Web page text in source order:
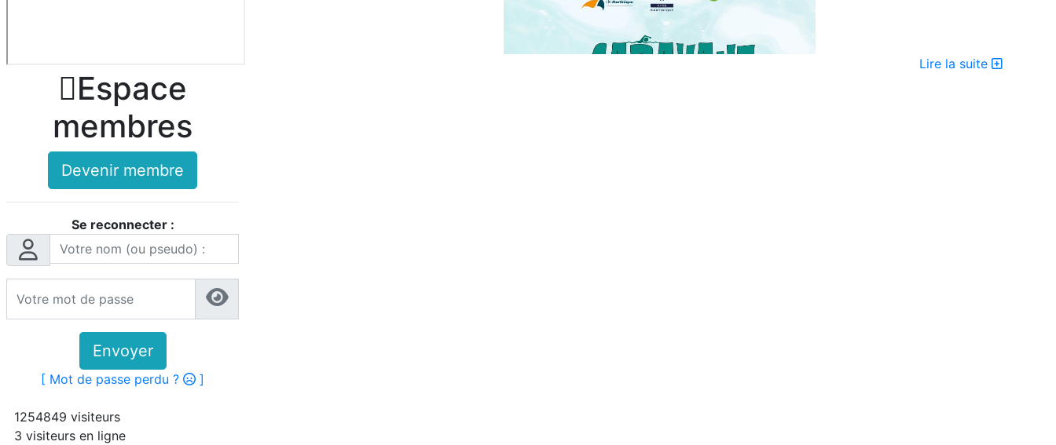
Espace
membres
Devenir membre
Se reconnecter :
Envoyer
[ Mot de passe perdu ? ]
1254849 visiteurs
3 visiteurs en ligne
Lire la suite